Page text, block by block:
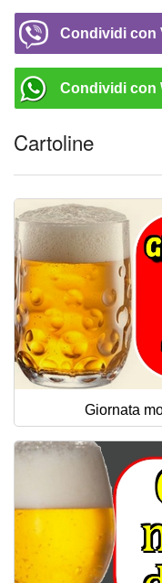
Condividi con
Condividi con
Cartoline
Giornata